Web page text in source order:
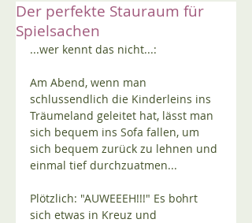
Der perfekte Stauraum für
Spielsachen
...wer kennt das nicht...:
Am Abend, wenn man
schlussendlich die Kinderleins ins
Träumeland geleitet hat, lässt man
sich bequem ins Sofa fallen, um
sich bequem zurück zu lehnen und
einmal tief durchzuatmen...
Plötzlich: "AUWEEEH!!!" Es bohrt
sich etwas in Kreuz und